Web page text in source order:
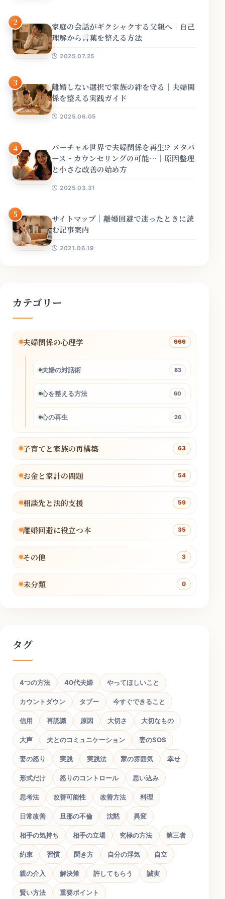
2
家庭の会話がギクシャクする父親へ｜自己
理解から言葉を整える方法
2025.07.25
3
離婚しない選択で家族の絆を守る｜夫婦関
係を整える実践ガイド
2025.06.05
4
バーチャル世界で夫婦関係を再生!? メタバ
ース・カウンセリングの可能…｜原因整理
と小さな改善の始め方
2025.03.31
5
サイトマップ｜離婚回避で迷ったときに読
む記事案内
2021.06.19
カテゴリー
夫婦関係の心理学 666
夫婦の対話術 83
心を整える方法 60
心の再生 26
子育てと家族の再構築 63
お金と家計の問題 54
相談先と法的支援 59
離婚回避に役立つ本 35
その他 3
未分類 0
タグ
4つの方法 40代夫婦 やってほしいこと
カウントダウン タブー 今すぐできること
信用 再認識 原因 大切さ 大切なもの
大声 夫とのコミュニケーション 妻のSOS
妻の怒り 実践 実践法 家の雰囲気 幸せ
形式だけ 怒りのコントロール 思い込み
思考法 改善可能性 改善方法 料理
日常改善 旦那の不倫 沈黙 異変
相手の気持ち 相手の立場 究極の方法 第三者
約束 習慣 聞き方 自分の浮気 自立
親の介入 解決策 許してもらう 誠実
賢い方法 重要ポイント